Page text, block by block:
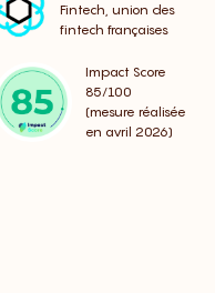
Fintech, union des
fintech françaises
Impact Score
85/100
(mesure réalisée
en avril 2026)